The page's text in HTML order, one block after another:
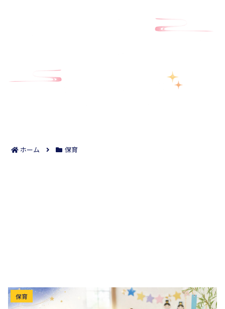
ホーム 保育
七夕製作を5歳児が楽しめるアイデア7選｜自分で考
えて飾れる準備が進む！
保育